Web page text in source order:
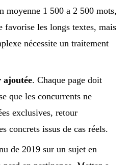
moyenne 1 500 a 2 500 mots,
favorise les longs textes, mais
nécessite un traitement
. Chaque page doit
que les concurrents ne
exclusives, retour
concrets issus de cas réels.
de 2019 sur un sujet en